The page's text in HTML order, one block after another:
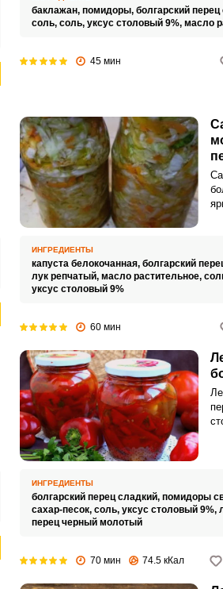
баклажан, помидоры, болгарский
соль, соль, уксус столовый 9%, масло
45 мин
ИНГРЕДИЕНТЫ
капуста белокочанная, болгарский
лук репчатый, масло растительное,
уксус столовый 9%
60 мин
ИНГРЕДИЕНТЫ
болгарский перец сладкий, помидоры
сахар-песок, соль, уксус столовый 9%,
перец черный молотый
70 мин 74.5 кКал